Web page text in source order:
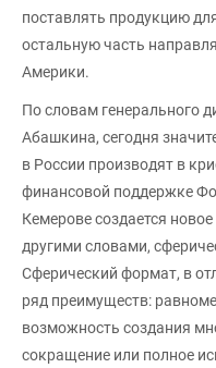
поставлять продукцию
остальную часть
Америки.
По словам генерального
Абашкина, сегодня
в России производят в
финансовой поддержке
Кемерове создается
другими словами,
Сферический формат, в
ряд преимуществ:
возможность создания
сокращение или полное